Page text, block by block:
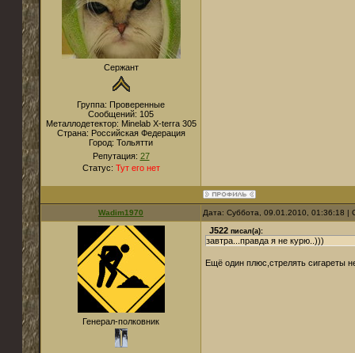
Сержант
Группа: Проверенные
Сообщений: 105
Металлодетектор: Minelab X-terra 305
Страна: Российская Федерация
Город: Тольятти
Репутация: 27
Статус: Тут его нет
Wadim1970 Дата: Суббота, 09.01.2010, 01:36:18
Генерал-полковник
J522 писал(а):
завтра...правда я не курю..)))
Ещё один плюс,стрелять сигареты